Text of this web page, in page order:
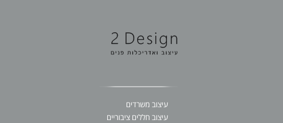
עיצוב משרדים
עיצוב חללים ציבוריים